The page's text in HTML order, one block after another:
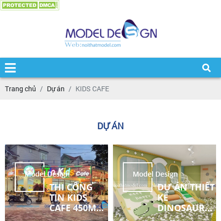
Trang chủ Dự án KIDS CAFE
DỰ ÁN
THI CÔNG
TIN KIDS
CAFE 450M2
VŨNG TÀU
DỰ ÁN THIẾT
KẾ
DINOSAUR
KIDS COFFEE